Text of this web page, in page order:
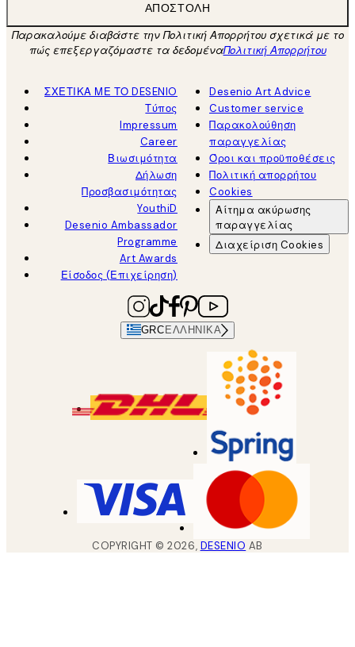
ΑΠΟΣΤΟΛΉ
Παρακαλούμε διαβάστε την Πολιτική Απορρήτου σχετικά με το
πώς επεξεργαζόμαστε τα δεδομέναΠολιτική Απορρήτου
ΣΧΕΤΙΚΑ ΜΕ ΤΟ DESENIO
Τύπος
Impressum
Career
Βιωσιμότητα
Δήλωση
Προσβασιμότητας
YouthiD
Desenio Ambassador
Programme
Art Awards
Είσοδος (Επιχείρηση)
Desenio Art Advice
Customer service
Παρακολούθηση
παραγγελίας
Όροι και προϋποθέσεις
Πολιτική απορρήτου
Cookies
Αίτημα ακύρωσης
παραγγελίας
Διαχείριση Cookies
GRC ΕΛΛΗΝΙΚΆ
COPYRIGHT ©2026, DESENIO AB